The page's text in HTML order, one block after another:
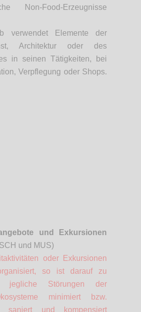
Non-Food-Erzeugnisse
verwendet Elemente der
Architektur oder des
in seinen Tätigkeiten, bei
Verpflegung oder Shops.
und Exkursionen
und MUS)
oder Exkursionen
so ist darauf zu
jegliche Störungen der
minimiert bzw.
saniert und kompensiert